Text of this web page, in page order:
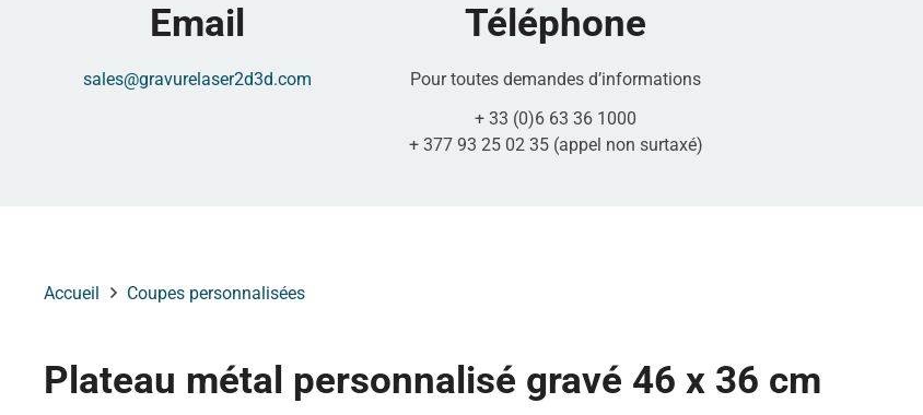
Email
sales@gravurelaser2d3d.com
Téléphone
Pour toutes demandes d’informations
+ 33 (0)6 63 36 1000
+ 377 93 25 02 35 (appel non surtaxé)
Accueil Coupes personnalisées
Plateau métal personnalisé gravé 46 x 36 cm